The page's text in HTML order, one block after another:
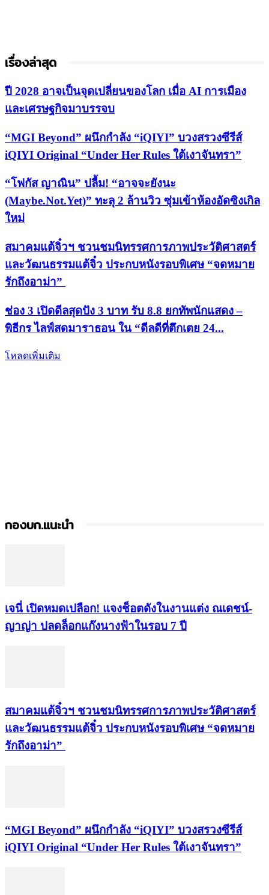
เรื่องล่าสุด
ปี 2028 อาจเป็นจุดเปลี่ยนของโลก เมื่อ AI การเมือง
และเศรษฐกิจมาบรรจบ
“MGI Beyond” ผนึกกำลัง “iQIYI” บวงสรวงซีรีส์
iQIYI Original “Under Her Rules ใต้เงาจันทรา”
“โฟกัส ญาณิน” ปลื้ม! “อาจจะยังนะ
(Maybe.Not.Yet)” ทะลุ 2 ล้านวิว ซุ่มเข้าห้องอัดซิงเกิล
ใหม่
สมาคมแต้จิ๋วฯ ชวนชมนิทรรศการภาพประวัติศาสตร์
และวัฒนธรรมแต้จิ๋ว ประกบหนังรอบพิเศษ “จดหมาย
รักถึงอาม่า”
ช่อง 3 เปิดดีลสุดปัง 3 บาท รับ 8.8 ยกทัพนักแสดง –
พิธีกร ไลฟ์สดมาราธอน ใน “ดีลดีที่ตึกเตย 24...
โหลดเพิ่มเติม
กองบก.แนะนำ
เจนี่ เปิดหมดเปลือก! แจงช็อตดังในงานแต่ง ณเดชน์-
ญาญ่า ปลดล็อกแก๊งนางฟ้าในรอบ 7 ปี
สมาคมแต้จิ๋วฯ ชวนชมนิทรรศการภาพประวัติศาสตร์
และวัฒนธรรมแต้จิ๋ว ประกบหนังรอบพิเศษ “จดหมาย
รักถึงอาม่า”
“MGI Beyond” ผนึกกำลัง “iQIYI” บวงสรวงซีรีส์
iQIYI Original “Under Her Rules ใต้เงาจันทรา”